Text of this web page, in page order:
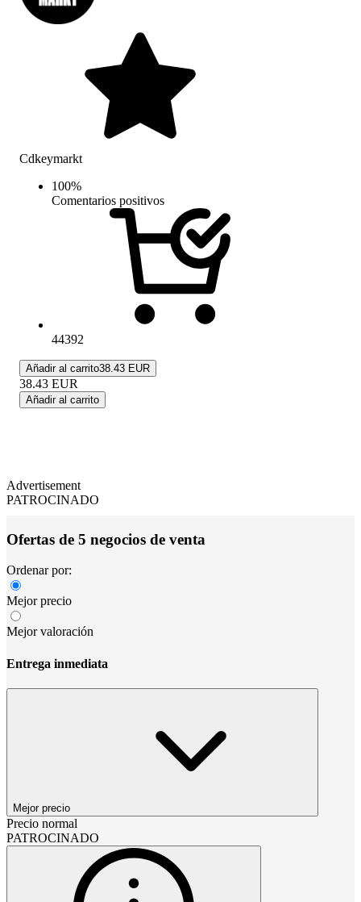
Cdkeymarkt
100%
Comentarios positivos
44392
Añadir al carrito38.43 EUR
38.43 EUR
Añadir al carrito
Advertisement
PATROCINADO
Ofertas de 5 negocios de venta
Ordenar por:
Mejor precio
Mejor valoración
Entrega inmediata
Mejor precio
Precio normal
PATROCINADO